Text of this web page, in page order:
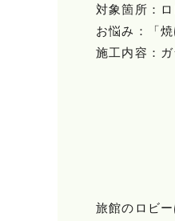
対象箇所：
お悩み：「
施工内容：
旅館のロビ